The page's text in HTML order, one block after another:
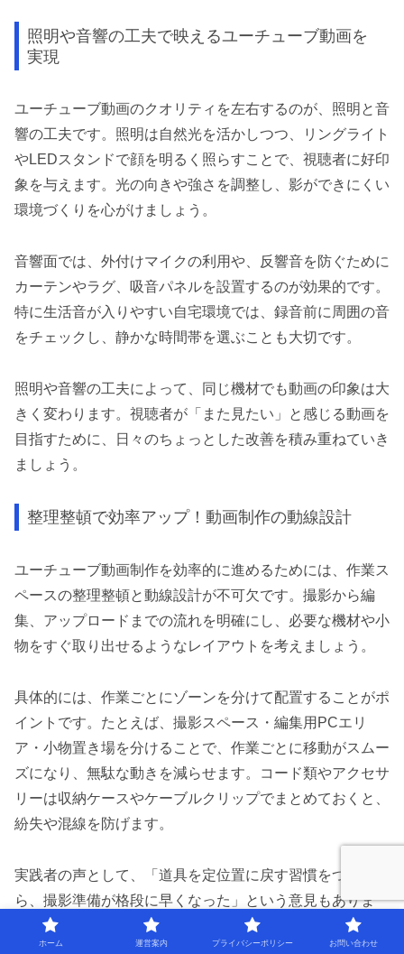
照明や音響の工夫で映えるユーチューブ動画を
実現
ユーチューブ動画のクオリティを左右するのが、照明と音
響の工夫です。照明は自然光を活かしつつ、リングライト
やLEDスタンドで顔を明るく照らすことで、視聴者に好印
象を与えます。光の向きや強さを調整し、影ができにくい
環境づくりを心がけましょう。
音響面では、外付けマイクの利用や、反響音を防ぐために
カーテンやラグ、吸音パネルを設置するのが効果的です。
特に生活音が入りやすい自宅環境では、録音前に周囲の音
をチェックし、静かな時間帯を選ぶことも大切です。
照明や音響の工夫によって、同じ機材でも動画の印象は大
きく変わります。視聴者が「また見たい」と感じる動画を
目指すために、日々のちょっとした改善を積み重ねていき
ましょう。
整理整頓で効率アップ！動画制作の動線設計
ユーチューブ動画制作を効率的に進めるためには、作業ス
ペースの整理整頓と動線設計が不可欠です。撮影から編
集、アップロードまでの流れを明確にし、必要な機材や小
物をすぐ取り出せるようなレイアウトを考えましょう。
具体的には、作業ごとにゾーンを分けて配置することがポ
イントです。たとえば、撮影スペース・編集用PCエリ
ア・小物置き場を分けることで、作業ごとに移動がスムー
ズになり、無駄な動きを減らせます。コード類やアクセサ
リーは収納ケースやケーブルクリップでまとめておくと、
紛失や混線を防げます。
実践者の声として、「道具を定位置に戻す習慣をつけた
ら、撮影準備が格段に早くなった」という意見もありま
す。整理整頓と動線設計を意識することで、ストレスなく
動画制作を続けることができ、クオリティアップにもつな
ホーム 運営案内 プライバシーポリシー お問い合わせ